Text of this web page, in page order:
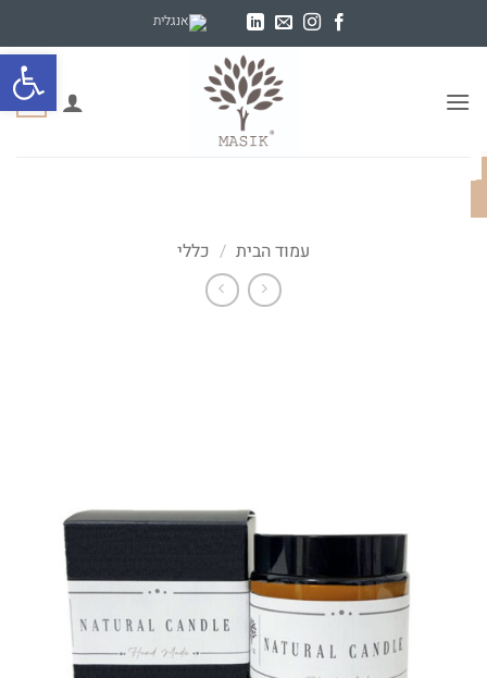
פתח
0
עמוד הבית / כללי